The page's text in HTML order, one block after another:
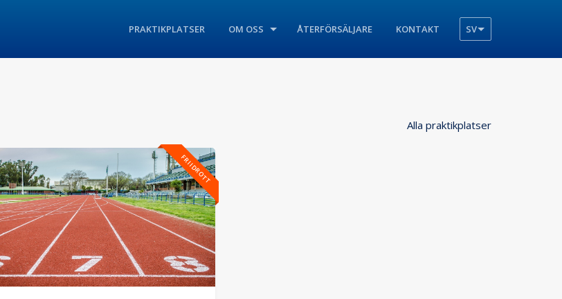
PRAKTIKPLATSER OM OSS ÅTERFÖRSÄLJARE KONTAKT SV
Alla praktikplatser
FRIIDROTT